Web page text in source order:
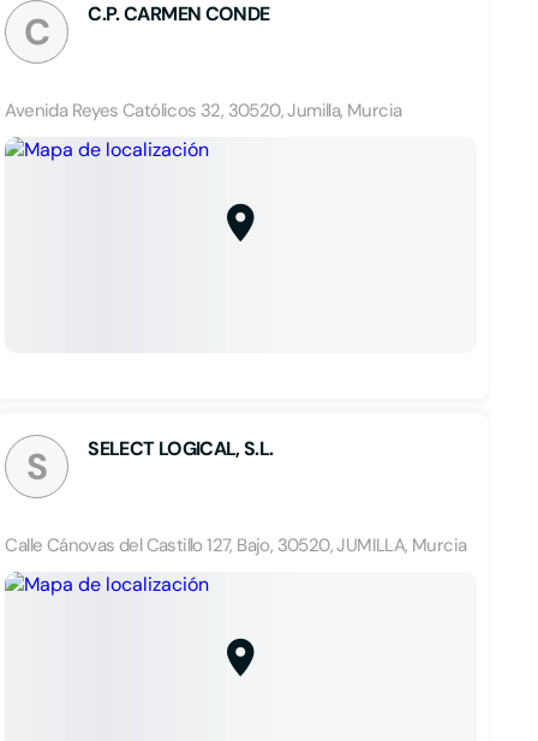
C C.P. CARMEN CONDE
Avenida Reyes Católicos 32, 30520, Jumilla, Murcia
S SELECT LOGICAL, S.L.
Calle Cánovas del Castillo 127, Bajo, 30520, JUMILLA, Murcia